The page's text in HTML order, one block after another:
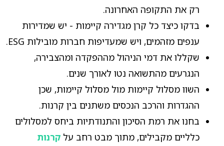
רק את התקופה האחרונה.
בדקו כיצד כל קרן מגדירה קיימות - יש שמדירות
ענפים מזהמים, ויש שמעדיפות חברות מובילות ESG.
שקללו את דמי הניהול מההפקדה ומהצבירה,
הנגרעים מהתשואה נטו לאורך שנים.
השוו מסלול קיימות מול מסלול קיימות, שכן
ההגדרות והרכב הנכסים משתנים בין קרנות.
בחנו את רמת הסיכון והתנודתיות ביחס למסלולים
כלליים מקבילים, מתוך מבט רחב על קרנות